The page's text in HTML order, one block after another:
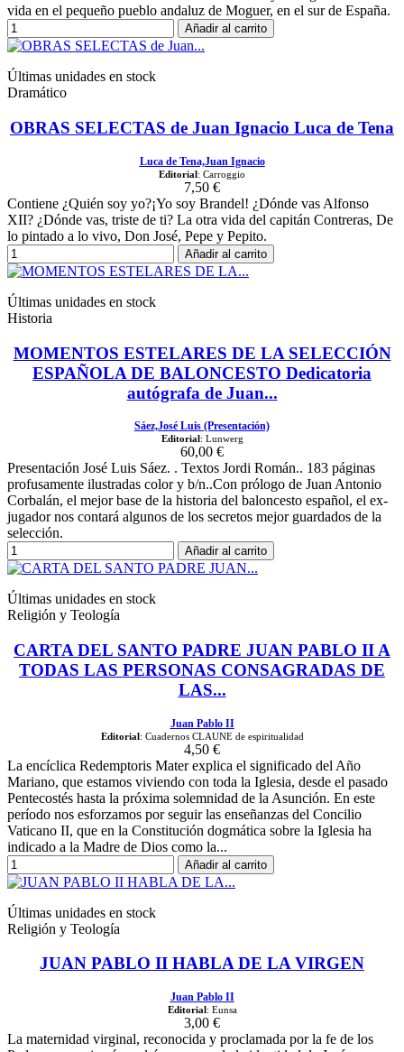
vida en el pequeño pueblo andaluz de Moguer, en el sur de España.
Añadir al carrito
Últimas unidades en stock
Dramático
OBRAS SELECTAS de Juan Ignacio Luca de Tena
Luca de Tena,Juan Ignacio
Editorial: Carroggio
7,50 €
Contiene ¿Quién soy yo?¡Yo soy Brandel! ¿Dónde vas Alfonso
XII? ¿Dónde vas, triste de ti? La otra vida del capitán Contreras, De
lo pintado a lo vivo, Don José, Pepe y Pepito.
Añadir al carrito
Últimas unidades en stock
Historia
MOMENTOS ESTELARES DE LA SELECCIÓN
ESPAÑOLA DE BALONCESTO Dedicatoria
autógrafa de Juan...
Sáez,José Luis (Presentación)
Editorial : Lunwerg
60,00 €
Presentación José Luis Sáez. . Textos Jordi Román.. 183 páginas
profusamente ilustradas color y b/n..Con prólogo de Juan Antonio
Corbalán, el mejor base de la historia del baloncesto español, el ex-
jugador nos contará algunos de los secretos mejor guardados de la
selección.
Añadir al carrito
Últimas unidades en stock
Religión y Teología
CARTA DEL SANTO PADRE JUAN PABLO II A
TODAS LAS PERSONAS CONSAGRADAS DE
LAS...
Juan Pablo II
Editorial: Cuadernos CLAUNE de espiritualidad
4,50 €
La encíclica Redemptoris Mater explica el significado del Año
Mariano, que estamos viviendo con toda la Iglesia, desde el pasado
Pentecostés hasta la próxima solemnidad de la Asunción. En este
período nos esforzamos por seguir las enseñanzas del Concilio
Vaticano II, que en la Constitución dogmática sobre la Iglesia ha
indicado a la Madre de Dios como la...
Añadir al carrito
Últimas unidades en stock
Religión y Teología
JUAN PABLO II HABLA DE LA VIRGEN
Juan Pablo II
Editorial: Eunsa
3,00 €
La maternidad virginal, reconocida y proclamada por la fe de los